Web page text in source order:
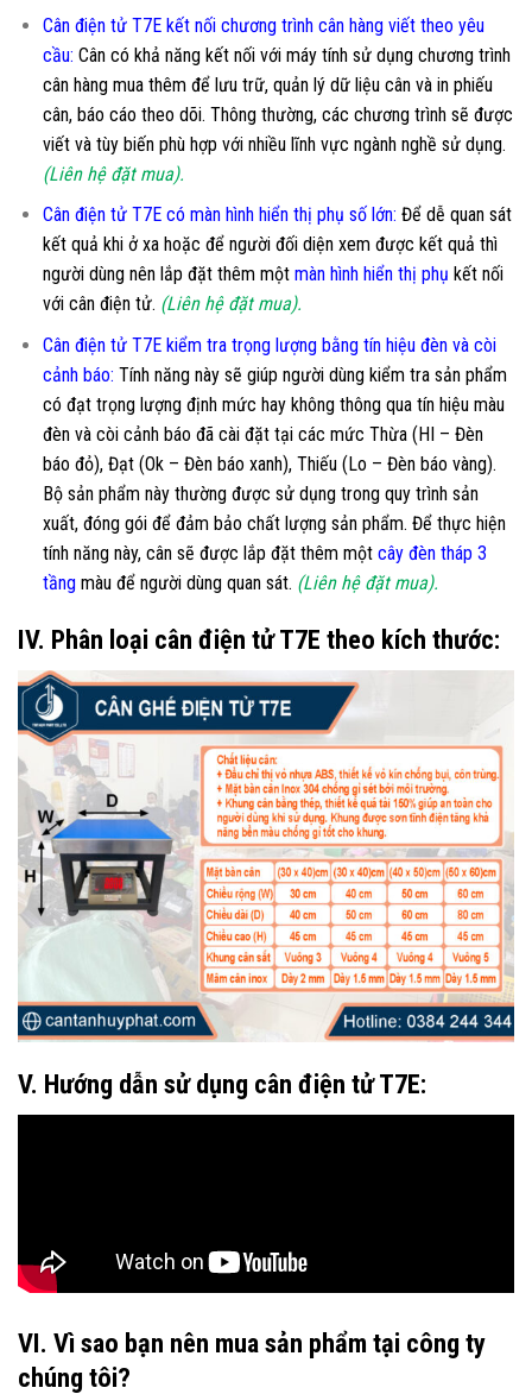
Cân điện tử T7E kết nối chương trình cân hàng viết theo yêu
cầu: Cân có khả năng kết nối với máy tính sử dụng chương trình
cân hàng mua thêm để lưu trữ, quản lý dữ liệu cân và in phiếu
cân, báo cáo theo dõi. Thông thường, các chương trình sẽ được
viết và tùy biến phù hợp với nhiều lĩnh vực ngành nghề sử dụng.
(Liên hệ đặt mua).
Cân điện tử T7E có màn hình hiển thị phụ số lớn: Để dễ quan sát
kết quả khi ở xa hoặc để người đối diện xem được kết quả thì
người dùng nên lắp đặt thêm một màn hình hiển thị phụ kết nối
với cân điện tử. (Liên hệ đặt mua).
Cân điện tử T7E kiểm tra trọng lượng bằng tín hiệu đèn và còi
cảnh báo: Tính năng này sẽ giúp người dùng kiểm tra sản phẩm
có đạt trọng lượng định mức hay không thông qua tín hiệu màu
đèn và còi cảnh báo đã cài đặt tại các mức Thừa (HI – Đèn
báo đỏ), Đạt (Ok – Đèn báo xanh), Thiếu (Lo – Đèn báo vàng).
Bộ sản phẩm này thường được sử dụng trong quy trình sản
xuất, đóng gói để đảm bảo chất lượng sản phẩm. Để thực hiện
tính năng này, cân sẽ được lắp đặt thêm một cây đèn tháp 3
tầngmàu để người dùng quan sát. (Liên hệ đặt mua).
IV. Phân loại cân điện tử T7E theo kích thước:
V. Hướng dẫn sử dụng cân điện tử T7E:
VI. Vì sao bạn nên mua sản phẩm tại công ty
chúng tôi?